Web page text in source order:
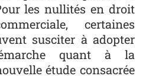
les nullités en droit
certaines
susciter à adopter
quant à la
étude consacrée